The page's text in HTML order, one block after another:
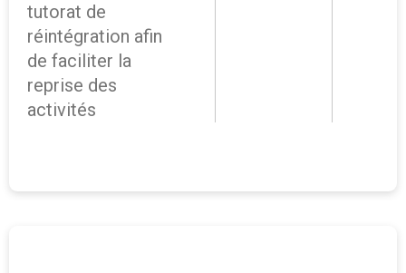
tutorat de
réintégration afin
de faciliter la
reprise des
activités